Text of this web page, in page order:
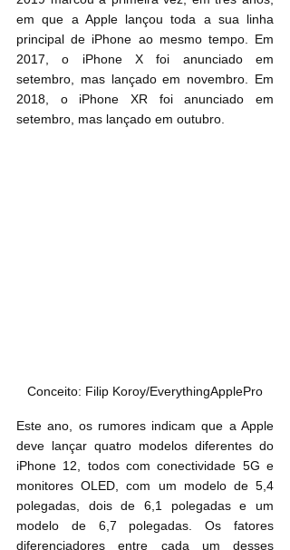
em que a Apple lançou toda a sua linha
principal de iPhone ao mesmo tempo. Em
2017, o iPhone X foi anunciado em
setembro, mas lançado em novembro. Em
2018, o iPhone XR foi anunciado em
setembro, mas lançado em outubro.
Conceito: Filip Koroy/EverythingApplePro
Este ano, os rumores indicam que a Apple
deve lançar quatro modelos diferentes do
iPhone 12, todos com conectividade 5G e
monitores OLED, com um modelo de 5,4
polegadas, dois de 6,1 polegadas e um
modelo de 6,7 polegadas. Os fatores
diferenciadores entre cada um desses